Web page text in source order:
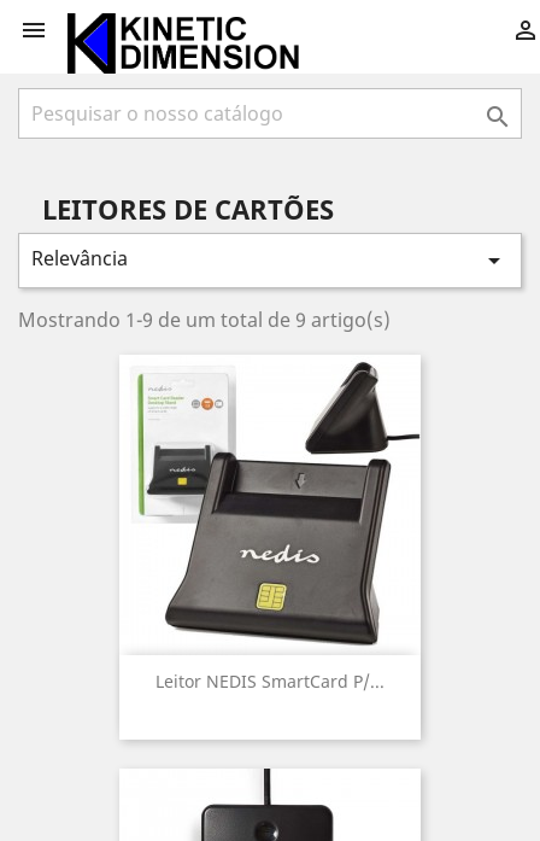
 

LEITORES DE CARTÕES
Relevância 
Mostrando 1-9 de um total de 9 artigo(s)
Leitor NEDIS SmartCard P/...